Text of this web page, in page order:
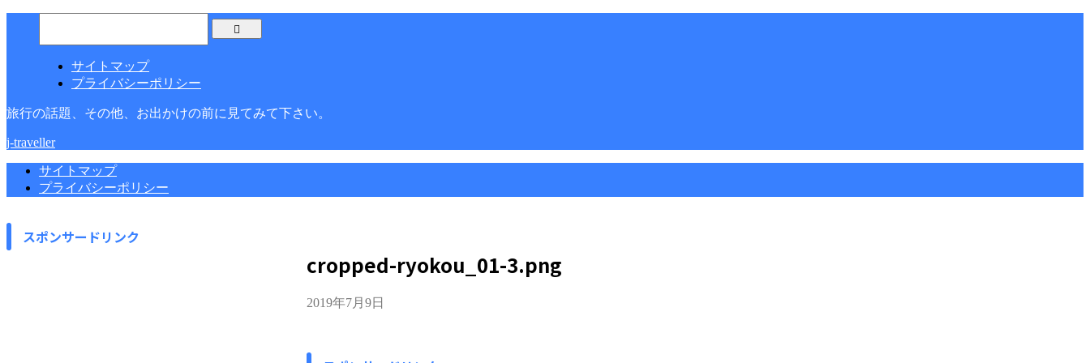
サイトマップ
プライバシーポリシー
旅行の話題、その他、お出かけの前に見てみて下さい。
j-traveller
サイトマップ
プライバシーポリシー
cropped-ryokou_01-3.png
2019年7月9日
スポンサードリンク